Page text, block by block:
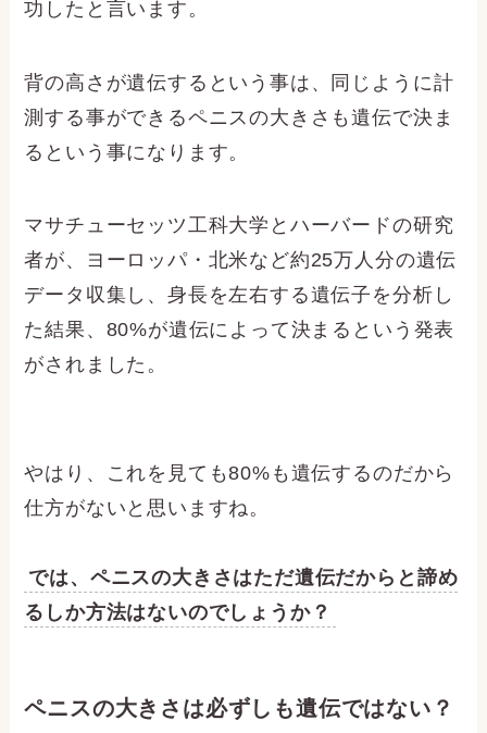
功したと言います。
背の高さが遺伝するという事は、同じように計
測する事ができるペニスの大きさも遺伝で決ま
るという事になります。
マサチューセッツ工科大学とハーバードの研究
者が、ヨーロッパ・北米など約25万人分の遺伝
データ収集し、身長を左右する遺伝子を分析し
た結果、80%が遺伝によって決まるという発表
がされました。
やはり、これを見ても80%も遺伝するのだから
仕方がないと思いますね。
では、ペニスの大きさはただ遺伝だからと諦め
るしか方法はないのでしょうか？
ペニスの大きさは必ずしも遺伝ではない？